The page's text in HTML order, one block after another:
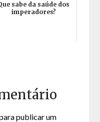
sabe da saúde dos
imperadores?
publicar um